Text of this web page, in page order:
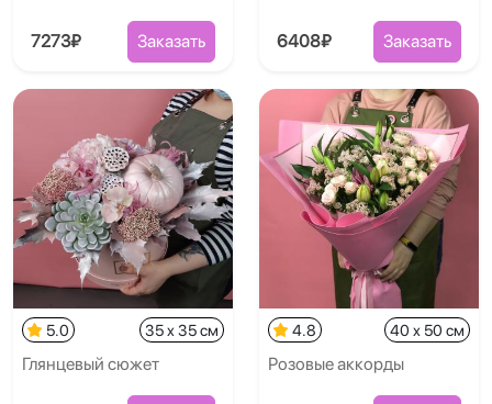
7273₽ Заказать 6408₽ Заказать
5.0 35 x 35 см
Глянцевый сюжет
4.8 40 x 50 см
Розовые аккорды